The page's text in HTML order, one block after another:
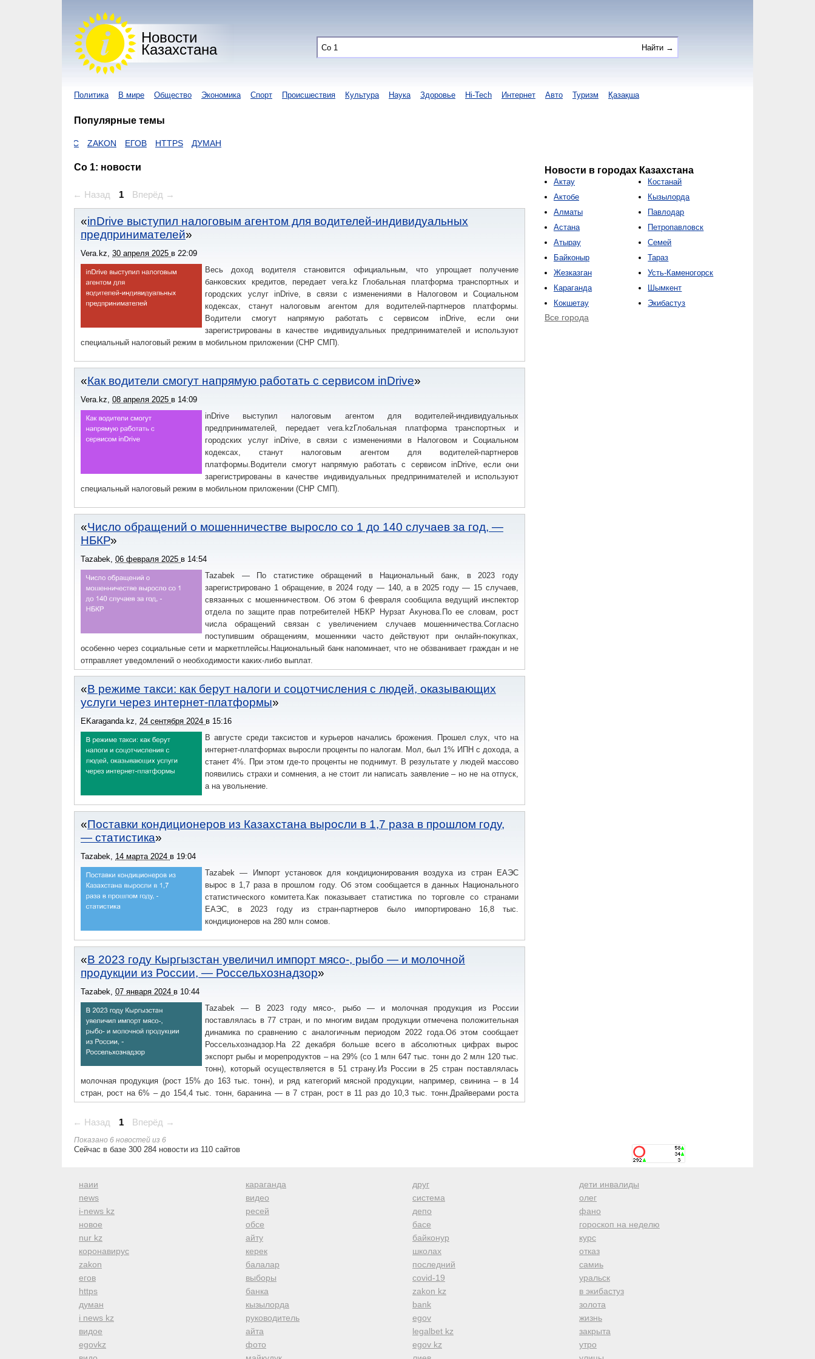
Новости
Казахстана
Политика В мире Общество Экономика Спорт Происшествия Культура Наука Здоровье Hi-Tech Интернет Авто Туризм Қазақша
Популярные темы
ZAKON ЕГОВ HTTPS ДУМАН
Со 1: новости
← Назад 1 Вперёд →
inDrive выступил налоговым агентом для водителей-индивидуальных
предпринимателей
Vera.kz, 30 апреля 2025 в 22:09
Весь доход водителя становится официальным, что упрощает получение
банковских кредитов, передает vera.kz Глобальная платформа транспортных и
городских услуг inDrive, в связи с изменениями в Налоговом и Социальном
кодексах, станут налоговым агентом для водителей-партнеров платформы.
Водители смогут напрямую работать с сервисом inDrive, если они
зарегистрированы в качестве индивидуальных предпринимателей и используют
специальный налоговый режим в мобильном приложении (СНР СМП).
Как водители смогут напрямую работать с сервисом inDrive
Vera.kz, 08 апреля 2025 в 14:09
inDrive выступил налоговым агентом для водителей-индивидуальных
предпринимателей, передает vera.kzГлобальная платформа транспортных и
городских услуг inDrive, в связи с изменениями в Налоговом и Социальном
кодексах, станут налоговым агентом для водителей-партнеров
платформы.Водители смогут напрямую работать с сервисом inDrive, если они
зарегистрированы в качестве индивидуальных предпринимателей и используют
специальный налоговый режим в мобильном приложении (СНР СМП).
Число обращений о мошенничестве выросло со 1 до 140 случаев за год, —
НБКР
Tazabek, 06 февраля 2025 в 14:54
Tazabek — По статистике обращений в Национальный банк, в 2023 году
зарегистрировано 1 обращение, в 2024 году — 140, а в 2025 году — 15 случаев,
связанных с мошенничеством. Об этом 6 февраля сообщила ведущий инспектор
отдела по защите прав потребителей НБКР Нурзат Акунова.По ее словам, рост
числа обращений связан с увеличением случаев мошенничества.Согласно
поступившим обращениям, мошенники часто действуют при онлайн-покупках,
особенно через социальные сети и маркетплейсы.Национальный банк напоминает, что не обзванивает граждан и не
отправляет уведомлений о необходимости каких-либо выплат.
В режиме такси: как берут налоги и соцотчисления с людей, оказывающих
услуги через интернет-платформы
EKaraganda.kz, 24 сентября 2024 в 15:16
В августе среди таксистов и курьеров начались брожения. Прошел слух, что на
интернет-платформах выросли проценты по налогам. Мол, был 1% ИПН с дохода, а
станет 4%. При этом где-то проценты не поднимут. В результате у людей массово
появились страхи и сомнения, а не стоит ли написать заявление – но не на отпуск,
а на увольнение.
Поставки кондиционеров из Казахстана выросли в 1,7 раза в прошлом году,
— статистика
Tazabek, 14 марта 2024 в 19:04
Tazabek — Импорт установок для кондиционирования воздуха из стран ЕАЭС
вырос в 1,7 раза в прошлом году. Об этом сообщается в данных Национального
статистического комитета.Как показывает статистика по торговле со странами
ЕАЭС, в 2023 году из стран-партнеров было импортировано 16,8 тыс.
кондиционеров на 280 млн сомов.
В 2023 году Кыргызстан увеличил импорт мясо-, рыбо — и молочной
продукции из России, — Россельхознадзор
Tazabek, 07 января 2024 в 10:44
Tazabek — В 2023 году мясо-, рыбо — и молочная продукция из России
поставлялась в 77 стран, и по многим видам продукции отмечена положительная
динамика по сравнению с аналогичным периодом 2022 года.Об этом сообщает
Россельхознадзор.На 22 декабря больше всего в абсолютных цифрах вырос
экспорт рыбы и морепродуктов – на 29% (со 1 млн 647 тыс. тонн до 2 млн 120 тыс.
тонн), который осуществляется в 51 страну.Из России в 25 стран поставлялась
молочная продукция (рост 15% до 163 тыс. тонн), и ряд категорий мясной продукции, например, свинина – в 14
стран, рост на 6% – до 154,4 тыс. тонн, баранина — в 7 стран, рост в 11 раз до 10,3 тыс. тонн.Драйверами роста
выступают такие страны-покупатели российской продукции как государства ЕАЭС и СНГ (Беларусь, Казахстан,
Армения, Кыргызстан, Азербайджан, Молдова), Азии (Китай, Вьетнам, Монголия), Ближнего Востока (Саудовская
Аравия, ОАЭ, Кувейт, Иордания), Африки (Ангола, Конго, Гана, Бенин, Гвинея, Габон, Кот д`Ивуар).За последними
событиями следите через наш Твиттер @tazabek
← Назад 1 Вперёд →
Показано 6 новостей из 6
Новости в городах Казахстана
Актау
Актобе
Алматы
Астана
Атырау
Байконыр
Жезказган
Караганда
Кокшетау
Костанай
Кызылорда
Павлодар
Петропавловск
Семей
Тараз
Усть-Каменогорск
Шымкент
Экибастуз
Все города
Сейчас в базе 300 284 новости из 110 сайтов
наии
news
i-news kz
новое
nur kz
коронавирус
zakon
егов
https
думан
i news kz
видое
egovkz
караганда
видео
ресей
обсе
айту
керек
балалар
выборы
банка
кызылорда
руководитель
айта
фото
друг
система
депо
басе
байконур
школах
последний
covid-19
zakon kz
bank
egov
legalbet kz
egov kz
дети инвалиды
олег
фано
гороскоп на неделю
курс
отказ
самиь
уральск
в экибастуз
золота
жизнь
закрыта
утро